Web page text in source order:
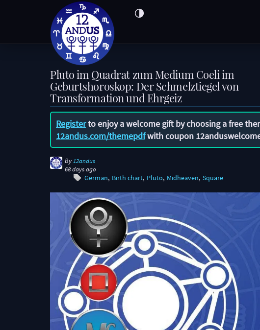
Pluto im Quadrat zum Medium Coeli im
Geburtshoroskop: Der Schmelztiegel von
Transformation und Ehrgeiz
Registerto enjoy a welcome gift by choosing a free
12andus.com/themepdfwith coupon
By 12andus
68 days ago
German Birth chart Pluto Midheaven Square